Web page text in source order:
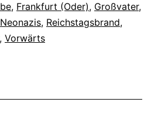
, Frankfurt (Oder), Großvater,
Neonazis, Reichstagsbrand,
, Vorwärts